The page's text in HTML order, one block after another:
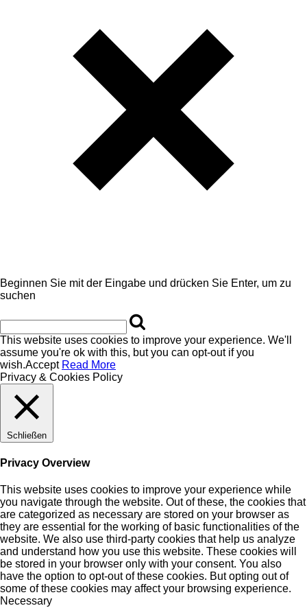
Beginnen Sie mit der Eingabe und drücken Sie Enter, um zu
suchen
This website uses cookies to improve your experience. We'll
assume you're ok with this, but you can opt-out if you
wish.Accept Read More
Privacy & Cookies Policy
Schließen
Privacy Overview
This website uses cookies to improve your experience while
you navigate through the website. Out of these, the cookies that
are categorized as necessary are stored on your browser as
they are essential for the working of basic functionalities of the
website. We also use third-party cookies that help us analyze
and understand how you use this website. These cookies will
be stored in your browser only with your consent. You also
have the option to opt-out of these cookies. But opting out of
some of these cookies may affect your browsing experience.
Necessary